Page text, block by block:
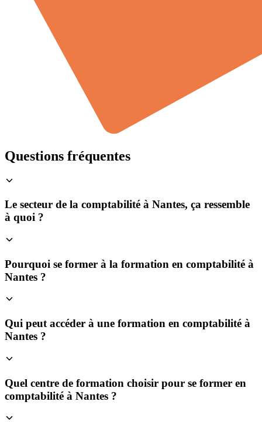
Questions fréquentes
Le secteur de la comptabilité à Nantes, ça ressemble
à quoi ?
Pourquoi se former à la formation en comptabilité à
Nantes ?
Qui peut accéder à une formation en comptabilité à
Nantes ?
Quel centre de formation choisir pour se former en
comptabilité à Nantes ?